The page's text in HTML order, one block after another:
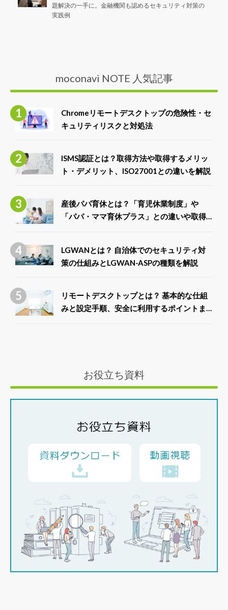
題解決の一手に。金融機関も認めるセキュリティ対策の
実践例
moconavi NOTE 人気記事
Chromeリモートデスクトップの危険性・セ
キュリティリスクと対処法
ISMS認証とは？取得方法や取得するメリッ
ト・デメリット、ISO27001との違いを解説
産後パパ育休とは？「育児休業制度」や
「パパ・ママ育休プラス」との違いや取得
LGWANとは？ 自治体でのセキュリティ対
策の仕組みとLGWAN-ASPの種類を解説
リモートデスクトップとは？ 基本的な仕組
みと設定手順、安全に利用するポイントま
お役立ち資料